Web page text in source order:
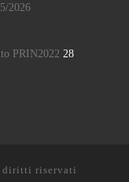
2026
PRIN2022 28
riservati